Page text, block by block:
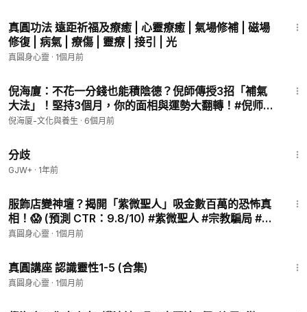
真圓心靈功法
詳細影片介紹，新片發表，歡迎加入官網
http://vips.com.tw
https://reurl.cc/4o1Vn3
購買連結
https://pay.vips.com.tw/Shop.aspx
搜尋影片標題可至官網使用關鍵字搜尋
心靈講座
真圓功法 遠距祈福及療癒 | 心靈療癒 | 氣場修補 | 磁場
修復 | 病氣 | 療傷 | 靈療 | 接引 | 光
真圓身心靈 · 1個月前
倪海廈：不花一分錢也能積陰德？倪師傳授3招「補氣
大法」！堅持3個月，你的面相與運勢大翻轉！#倪师大
运预测好命风水天纪紫微易经占卜算命运势财运阳宅国
倪海厦-文化與養生 · 6個月前
分歧
GJW+ · 1年前
服飾店變神壇？揭開「紫微聖人」吸金數百萬的恐怖真
相！😱 (預測 CTR：9.8/10) #紫微聖人 #宗教騙局 #邪
教
真圓身心靈 · 1個月前
真圓講座 認識靈性1-5 (合集)
真圓身心靈 · 1個月前